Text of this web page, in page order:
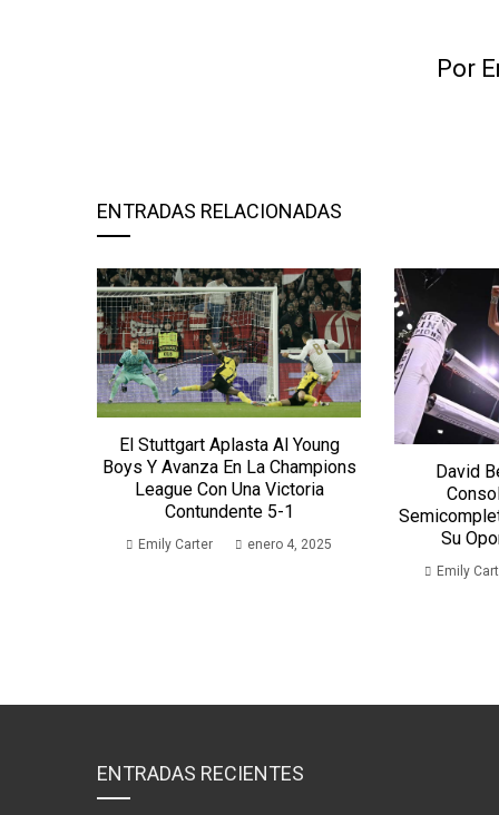
Por
ENTRADAS RELACIONADAS
El Stuttgart Aplasta Al Young
Boys Y Avanza En La Champions
League Con Una Victoria
Contundente 5-1
Emily Carter enero 4, 2025
David
Su
Emily
ENTRADAS RECIENTES